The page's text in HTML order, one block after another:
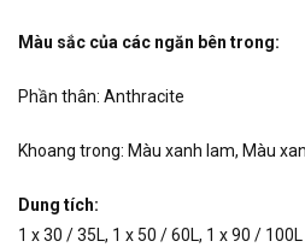
Màu sắc của các ngăn bên trong:
Phần thân: Anthracite
Khoang trong: Màu xanh lam, Màu
Dung tích:
1 x 30 / 35L, 1 x 50 / 60L, 1 x 90 / 100L